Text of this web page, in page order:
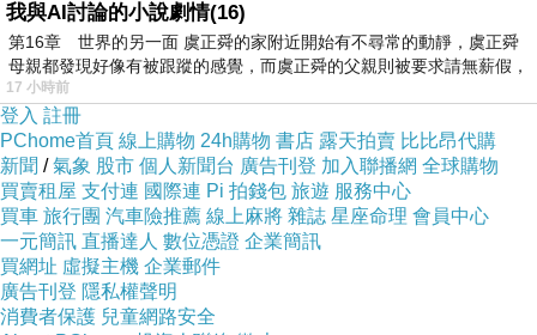
- 印尼 gamelan 使用五音但音距不均
- 印度古典音樂有接近無限細分的 shruti
所以十二音不是必然，是後來的「統一化方案」。
十二音的形成：以「可轉調」為核心
十二平均律之所以成為主流，是因為它解決了一個技術問
題：如何在不同調之間轉換，仍保持相同的和聲邏輯？
自然音程（純律）在某些調聽起來非常和諧，但一轉調就
失真。這對需要大量轉調的音樂文化（尤其是巴洛克、古
我與AI討論的小說劇情(16)
第16章 世界的另一面 虞正舜的家附近開始有不尋常的動靜，虞正舜
母親都發現好像有被跟蹤的感覺，而虞正舜的父親則被要求請無薪假，
17 小時前
登入 註冊
PChome首頁 線上購物 24h購物 書店 露天拍賣 比比昂代購
新聞 /氣象 股市 個人新聞台 廣告刊登 加入聯播網 全球購物
買賣租屋 支付連 國際連 Pi 拍錢包 旅遊 服務中心
買車 旅行團 汽車險推薦 線上麻將 雜誌 星座命理 會員中心
一元簡訊 直播達人 數位憑證 企業簡訊
買網址 虛擬主機 企業郵件
廣告刊登 隱私權聲明
消費者保護 兒童網路安全